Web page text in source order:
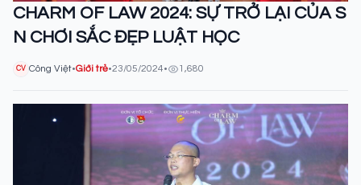
CHARM OF LAW 2024: SỰ TRỞ LẠI CỦA S
N CHƠI SẮC ĐẸP LUẬT HỌC
CV Công Việt•Giới trẻ•23/05/2024• 1,680